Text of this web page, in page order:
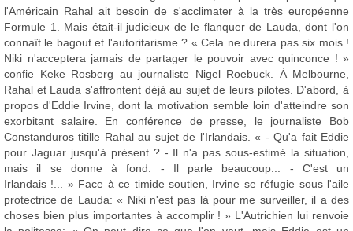
l'Américain Rahal ait besoin de s'acclimater à la très européenne
Formule 1. Mais était-il judicieux de le flanquer de Lauda, dont l'on
connaît le bagout et l'autoritarisme ? « Cela ne durera pas six mois !
Niki n'acceptera jamais de partager le pouvoir avec quinconce ! »
confie Keke Rosberg au journaliste Nigel Roebuck. À Melbourne,
Rahal et Lauda s'affrontent déjà au sujet de leurs pilotes. D'abord, à
propos d'Eddie Irvine, dont la motivation semble loin d'atteindre son
exorbitant salaire. En conférence de presse, le journaliste Bob
Constanduros titille Rahal au sujet de l'Irlandais. « - Qu'a fait Eddie
pour Jaguar jusqu'à présent ? - Il n'a pas sous-estimé la situation,
mais il se donne à fond. - Il parle beaucoup... - C'est un
Irlandais !... » Face à ce timide soutien, Irvine se réfugie sous l'aile
protectrice de Lauda: « Niki n'est pas là pour me surveiller, il a des
choses bien plus importantes à accomplir ! » L'Autrichien lui renvoie